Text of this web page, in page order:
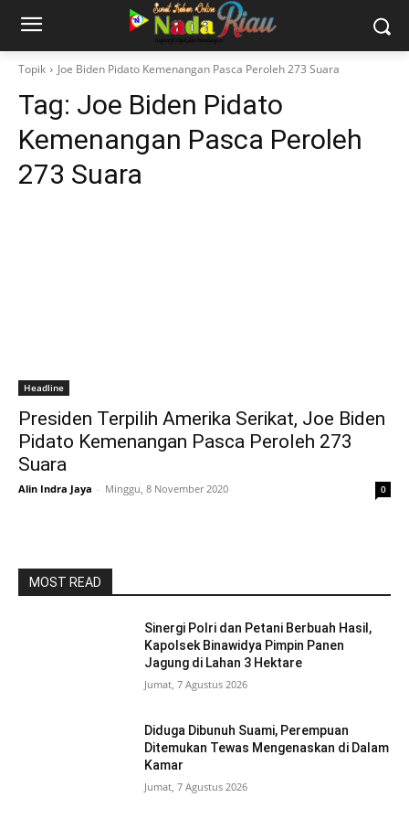
Topik Joe Biden Pidato Kemenangan Pasca Peroleh 273 Suara
Tag: Joe Biden Pidato
Kemenangan Pasca Peroleh
273 Suara
Headline
Presiden Terpilih Amerika Serikat, Joe Biden
Pidato Kemenangan Pasca Peroleh 273
Suara
Alin Indra Jaya - Minggu, 8 November 2020 0
MOST READ
Sinergi Polri dan Petani Berbuah Hasil,
Kapolsek Binawidya Pimpin Panen
Jagung di Lahan 3 Hektare
Jumat, 7 Agustus 2026
Diduga Dibunuh Suami, Perempuan
Ditemukan Tewas Mengenaskan di Dalam
Kamar
Jumat, 7 Agustus 2026